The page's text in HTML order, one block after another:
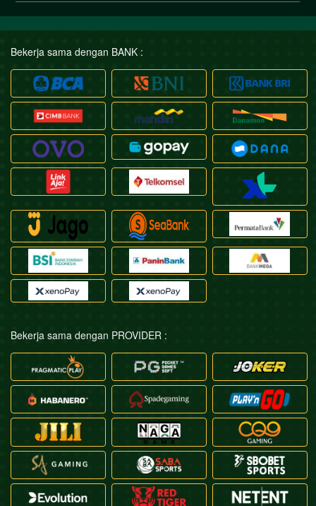
Bekerja sama dengan BANK :
Bekerja sama dengan PROVIDER :